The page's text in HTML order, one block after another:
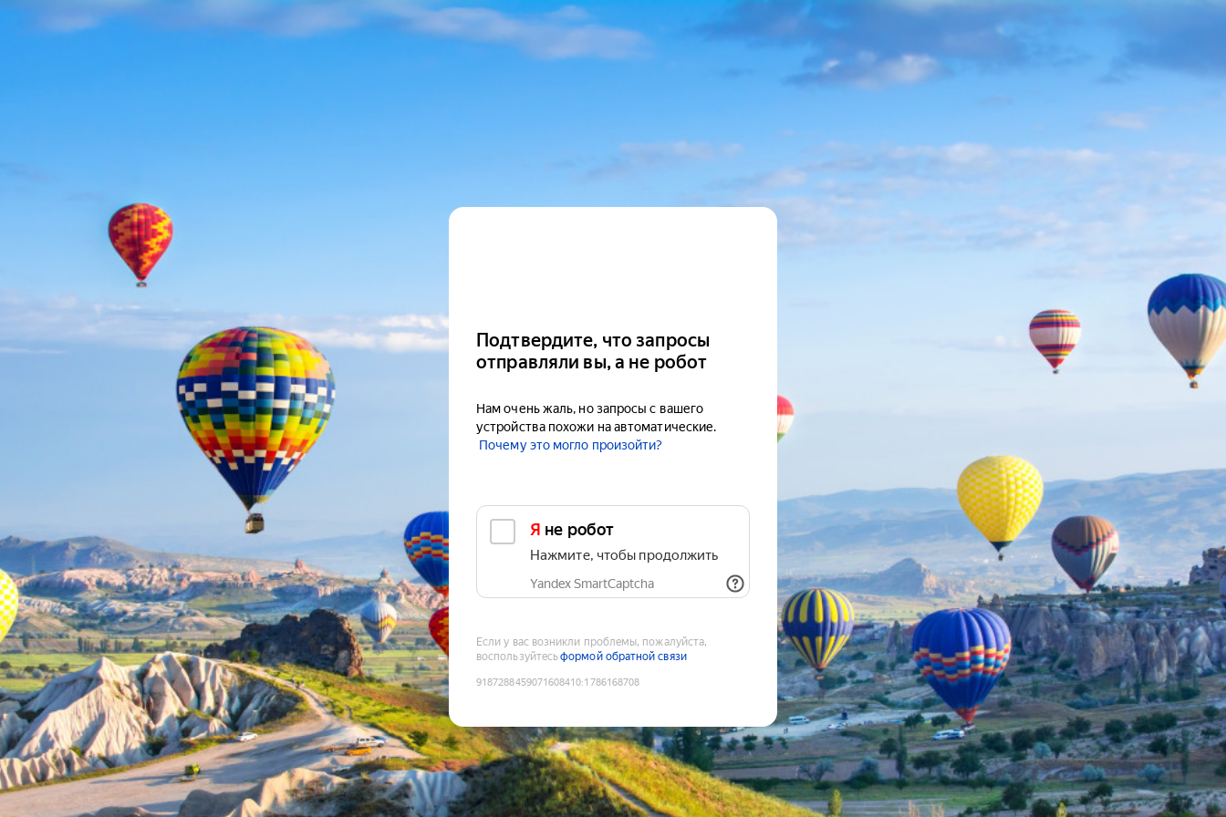
Подтвердите, что запросы
отправляли вы, а не робот
Нам очень жаль, но запросы с вашего
устройства похожи на автоматические.
Почему это могло произойти?
Я не робот
Нажмите, чтобы продолжить
Yandex SmartCaptcha
Если у вас возникли проблемы, пожалуйста,
воспользуйтесьформой обратной связи
9187288459071608410:1786168708